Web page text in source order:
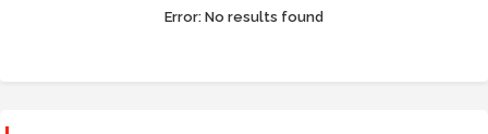
Error: No results found